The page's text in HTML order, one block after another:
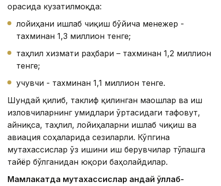
орасида кузатилмоқда:
лойиҳани ишлаб чиқиш бўйича менежер -
тахминан 1,3 миллион тенге;
таҳлил хизмати раҳбари – тахминан 1,2 миллион
тенге;
учувчи - тахминан 1,1 миллион тенге.
Шундай қилиб, таклиф қилинган маошлар ва иш
изловчиларнинг умидлари ўртасидаги тафовут,
айниқса, таҳлил, лойиҳаларни ишлаб чиқиш ва
авиация соҳаларида сезиларли. Кўпгина
мутахассислар ўз ишини иш берувчилар тўлашга
тайёр бўлганидан юқори баҳолайдилар.
Мамлакатда мутахассислар қандай қўллаб-